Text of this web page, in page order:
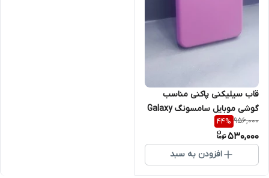
قاب سیلیکنی پاکنی مناسب
گوشی موبایل سامسونگ Galaxy
A23 4G
956,000
44%
530,000
افزودن به سبد